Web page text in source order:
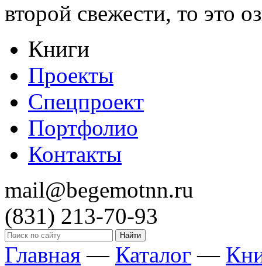
второй свежести, то это
Книги
Проекты
Спецпроект
Портфолио
Контакты
mail@begemotnn.ru
(831) 213-70-93
Главная — Каталог —